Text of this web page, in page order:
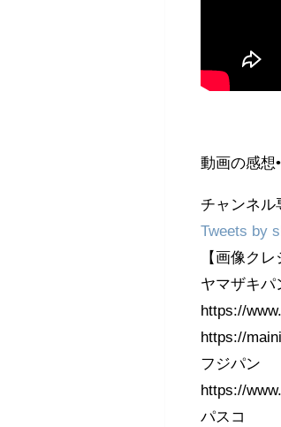
動画の感想
チャンネル
Tweets by
【画像クレ
ヤマザキパ
https://
https://
フジパン
https://
パスコ